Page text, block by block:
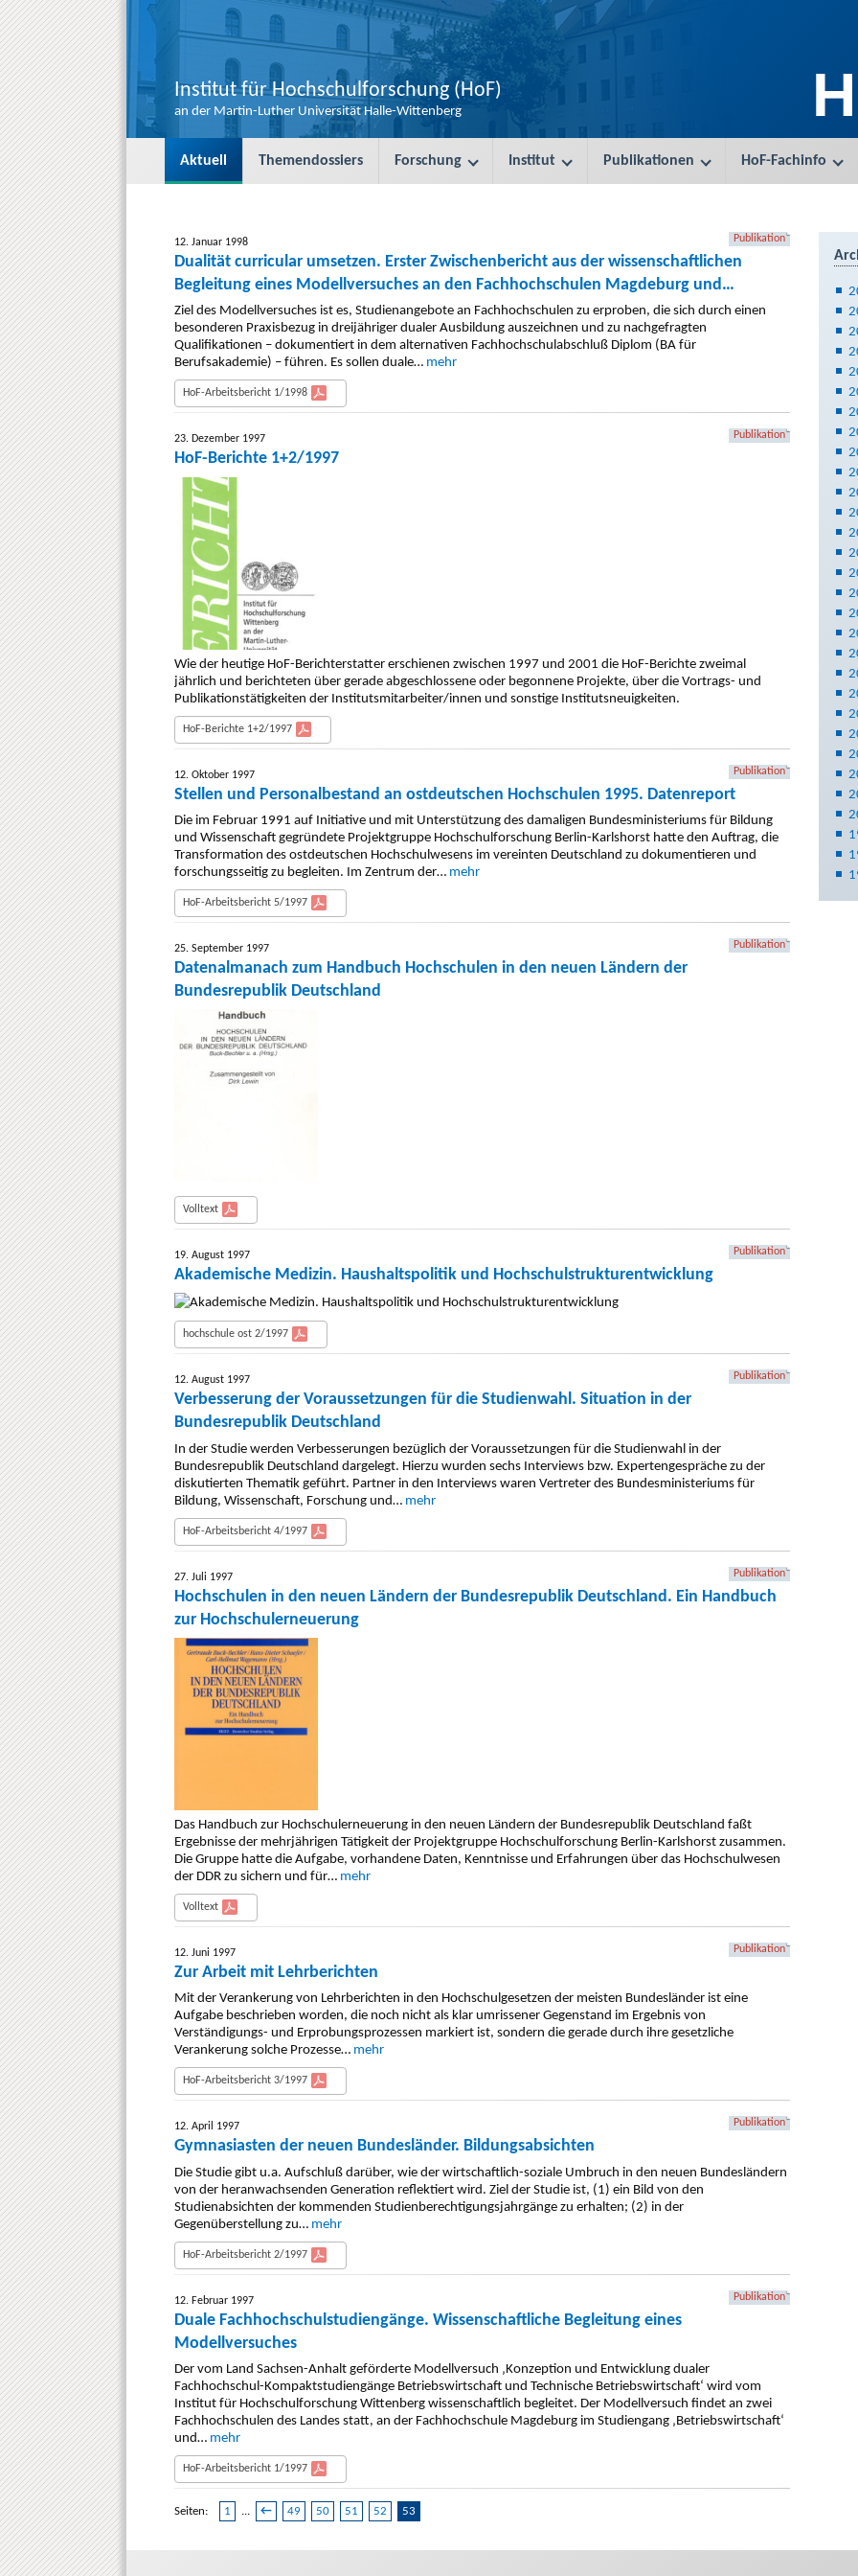
Institut für Hochschulforschung (HoF)
an der Martin-Luther Universität Halle-Wittenberg
Aktuell Themendossiers Forschung Institut Publikationen HoF-Fachinfo
12. Januar 1998 Publikation
Dualität curricular umsetzen. Erster Zwischenbericht aus der wissenschaftlichen
Begleitung eines Modellversuches an den Fachhochschulen Magdeburg und
Merseburg
Ziel des Modellversuches ist es, Studienangebote an Fachhochschulen zu erproben, die sich durch einen
besonderen Praxisbezug in dreijähriger dualer Ausbildung auszeichnen und zu nachgefragten
Qualifikationen – dokumentiert in dem alternativen Fachhochschulabschluß Diplom (BA für
Berufsakademie) – führen. Es sollen duale… mehr
HoF-Arbeitsbericht 1/1998
23. Dezember 1997 Publikation
HoF-Berichte 1+2/1997
Wie der heutige HoF-Berichterstatter erschienen zwischen 1997 und 2001 die HoF-Berichte zweimal
jährlich und berichteten über gerade abgeschlossene oder begonnene Projekte, über die Vortrags- und
Publikationstätigkeiten der Institutsmitarbeiter/innen und sonstige Institutsneuigkeiten.
HoF-Berichte 1+2/1997
12. Oktober 1997 Publikation
Stellen und Personalbestand an ostdeutschen Hochschulen 1995. Datenreport
Die im Februar 1991 auf Initiative und mit Unterstützung des damaligen Bundesministeriums für Bildung
und Wissenschaft gegründete Projektgruppe Hochschulforschung Berlin-Karlshorst hatte den Auftrag, die
Transformation des ostdeutschen Hochschulwesens im vereinten Deutschland zu dokumentieren und
forschungsseitig zu begleiten. Im Zentrum der… mehr
HoF-Arbeitsbericht 5/1997
25. September 1997 Publikation
Datenalmanach zum Handbuch Hochschulen in den neuen Ländern der
Bundesrepublik Deutschland
Volltext
19. August 1997 Publikation
Akademische Medizin. Haushaltspolitik und Hochschulstrukturentwicklung
hochschule ost 2/1997
12. August 1997 Publikation
Verbesserung der Voraussetzungen für die Studienwahl. Situation in der
Bundesrepublik Deutschland
In der Studie werden Verbesserungen bezüglich der Voraussetzungen für die Studienwahl in der
Bundesrepublik Deutschland dargelegt. Hierzu wurden sechs Interviews bzw. Expertengespräche zu der
diskutierten Thematik geführt. Partner in den Interviews waren Vertreter des Bundesministeriums für
Bildung, Wissenschaft, Forschung und… mehr
HoF-Arbeitsbericht 4/1997
27. Juli 1997 Publikation
Hochschulen in den neuen Ländern der Bundesrepublik Deutschland. Ein Handbuch
zur Hochschulerneuerung
Das Handbuch zur Hochschulerneuerung in den neuen Ländern der Bundesrepublik Deutschland faßt
Ergebnisse der mehrjährigen Tätigkeit der Projektgruppe Hochschulforschung Berlin-Karlshorst zusammen.
Die Gruppe hatte die Aufgabe, vorhandene Daten, Kenntnisse und Erfahrungen über das Hochschulwesen
der DDR zu sichern und für… mehr
Volltext
12. Juni 1997 Publikation
Zur Arbeit mit Lehrberichten
Mit der Verankerung von Lehrberichten in den Hochschulgesetzen der meisten Bundesländer ist eine
Aufgabe beschrieben worden, die noch nicht als klar umrissener Gegenstand im Ergebnis von
Verständigungs- und Erprobungsprozessen markiert ist, sondern die gerade durch ihre gesetzliche
Verankerung solche Prozesse… mehr
HoF-Arbeitsbericht 3/1997
12. April 1997 Publikation
Gymnasiasten der neuen Bundesländer. Bildungsabsichten
Die Studie gibt u.a. Aufschluß darüber, wie der wirtschaftlich-soziale Umbruch in den neuen Bundesländern
von der heranwachsenden Generation reflektiert wird. Ziel der Studie ist, (1) ein Bild von den
Studienabsichten der kommenden Studienberechtigungsjahrgänge zu erhalten; (2) in der
Gegenüberstellung zu… mehr
HoF-Arbeitsbericht 2/1997
12. Februar 1997 Publikation
Duale Fachhochschulstudiengänge. Wissenschaftliche Begleitung eines
Modellversuches
Der vom Land Sachsen-Anhalt geförderte Modellversuch ‚Konzeption und Entwicklung dualer
Fachhochschul-Kompaktstudiengänge Betriebswirtschaft und Technische Betriebswirtschaft‘ wird vom
Institut für Hochschulforschung Wittenberg wissenschaftlich begleitet. Der Modellversuch findet an zwei
Fachhochschulen des Landes statt, an der Fachhochschule Magdeburg im Studiengang ‚Betriebswirtschaft‘
und… mehr
HoF-Arbeitsbericht 1/1997
Seiten: 1 ... ← 49 50 51 52 53